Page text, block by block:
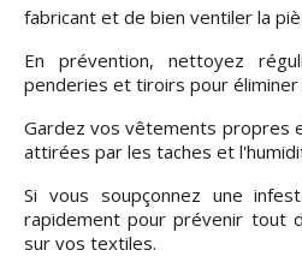
fabricant et de bien ventiler la
En prévention, nettoyez
penderies et tiroirs pour
Gardez vos vêtements propres
attirées par les taches et
Si vous soupçonnez une
rapidement pour prévenir tout
sur vos textiles.